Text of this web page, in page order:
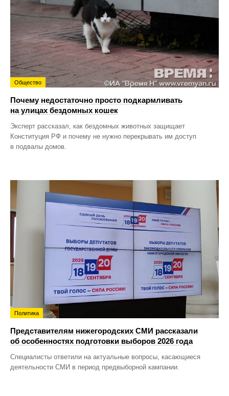
Общество
Почему недостаточно просто подкармливать
на улицах бездомных кошек
Эксперт рассказал, как бездомных животных защищает
Конституция РФ и почему не нужно перекрывать им доступ
в подвалы домов.
Политика
Представителям нижегородских СМИ рассказали
об особенностях подготовки выборов 2026 года
Специалисты ответили на актуальные вопросы, касающиеся
деятельности СМИ в период предвыборной кампании.